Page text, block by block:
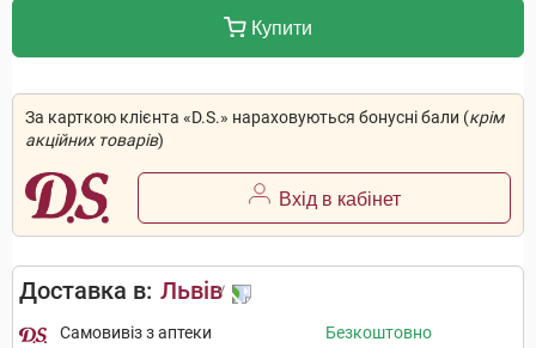
Купити
За карткою клієнта «D.S.» нараховуються бонусні бали (крім
акційних товарів)
Вхід в кабінет
Доставка в: Львів
Самовивіз з аптеки Безкоштовно